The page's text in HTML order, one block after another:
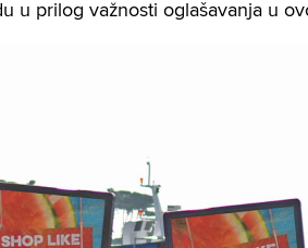
u prilog važnosti oglašavanja u